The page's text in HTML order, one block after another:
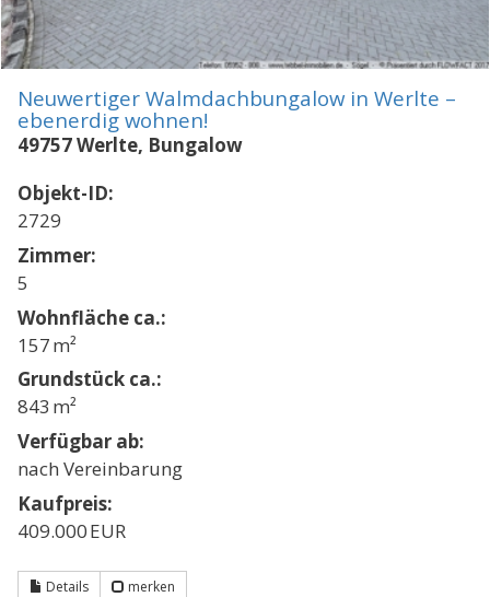
Neuwertiger Walmdachbungalow in Werlte –
ebenerdig wohnen!
49757 Werlte, Bungalow
Objekt-ID:
2729
Zimmer:
5
Wohnfläche ca.:
157 m²
Grund­stück ca.:
843 m²
Verfügbar ab:
nach Vereinbarung
Kaufpreis:
409.000 EUR
Details merken